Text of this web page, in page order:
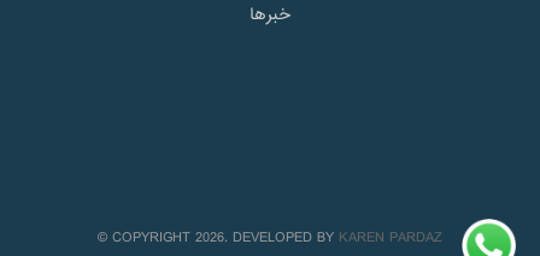
خبرها
© COPYRIGHT 2026. DEVELOPED BY KAREN PARDAZ